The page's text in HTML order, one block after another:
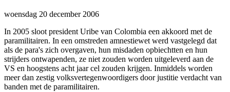
woensdag 20 december 2006
In 2005 sloot president Uribe van Colombia een akkoord met de
paramilitairen. In een omstreden amnestiewet werd vastgelegd dat
als de para's zich overgaven, hun misdaden opbiechtten en hun
strijders ontwapenden, ze niet zouden worden uitgeleverd aan de
VS en hoogstens acht jaar cel zouden krijgen. Inmiddels worden
meer dan zestig volksvertegenwoordigers door justitie verdacht van
banden met de paramilitairen.